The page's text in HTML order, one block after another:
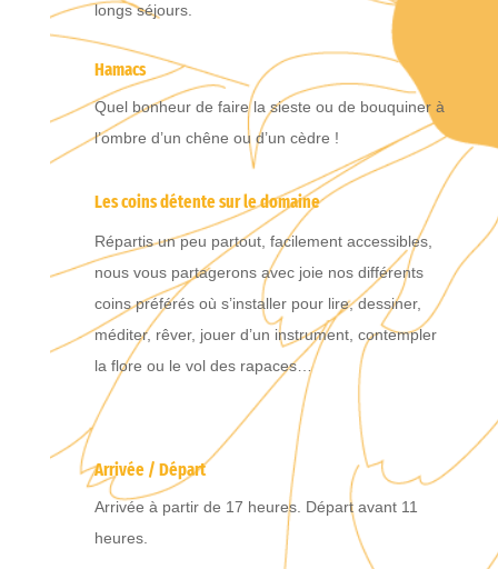
longs séjours.
Hamacs
Quel bonheur de faire la sieste ou de bouquiner à
l’ombre d’un chêne ou d’un cèdre !
Les coins détente sur le domaine
Répartis un peu partout, facilement accessibles,
nous vous partagerons avec joie nos différents
coins préférés où s’installer pour lire, dessiner,
méditer, rêver, jouer d’un instrument, contempler
la flore ou le vol des rapaces…
Arrivée / Départ
Arrivée à partir de 17 heures. Départ avant 11
heures.